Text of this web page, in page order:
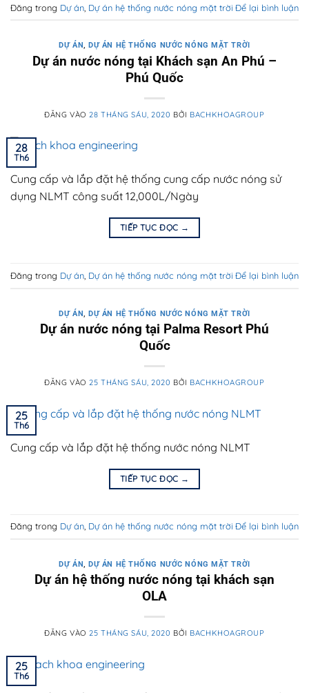
Đăng trong Dự án Dự án hệ thống nước nóng mặt trời Để lại bình luận
DỰ ÁN, DỰ ÁN HỆ THỐNG NƯỚC NÓNG MẶT TRỜI
Dự án nước nóng tại Khách sạn An Phú –
Phú Quốc
ĐĂNG VÀO28 THÁNG SÁU, 2020 BỞI BACHKHOAGROUP
28
Th6
Cung cấp và lắp đặt hệ thống cung cấp nước nóng sử
dụng NLMT công suất 12,000L/Ngày
TIẾP TỤC ĐỌC →
Đăng trong Dự án Dự án hệ thống nước nóng mặt trời Để lại bình luận
DỰ ÁN ,DỰ ÁN HỆ THỐNG NƯỚC NÓNG MẶT TRỜI
Dự án nước nóng tại Palma Resort Phú
Quốc
ĐĂNG VÀO25 THÁNG SÁU, 2020 BỞI BACHKHOAGROUP
25
Th6
Cung cấp và lắp đặt hệ thống nước nóng NLMT
TIẾP TỤC ĐỌC →
Đăng trong Dự án Dự án hệ thống nước nóng mặt trời Để lại bình luận
DỰ ÁN,DỰ ÁN HỆ THỐNG NƯỚC NÓNG MẶT TRỜI
Dự án hệ thống nước nóng tại khách sạn
OLA
ĐĂNG VÀO25 THÁNG SÁU, 2020 BỞI BACHKHOAGROUP
25
Th6